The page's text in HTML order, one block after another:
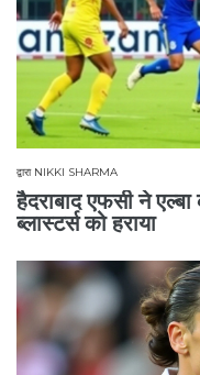
द्वारा NIKKI SHARMA
हैदराबाद एफसी ने
ब्लास्टर्स को हराया